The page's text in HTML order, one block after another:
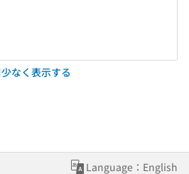
少なく表示する
Language：English